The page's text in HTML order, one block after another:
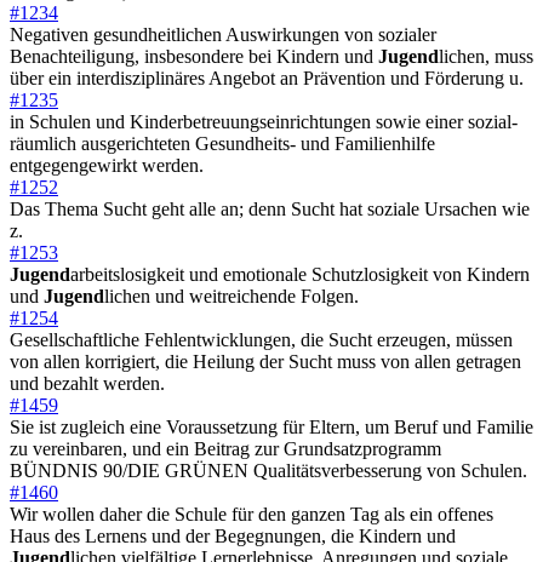
#1234
Negativen gesundheitlichen Auswirkungen von sozialer
Benachteiligung, insbesondere bei Kindern und Jugendlichen, muss
über ein interdisziplinäres Angebot an Prävention und Förderung u.
#1235
in Schulen und Kinderbetreuungseinrichtungen sowie einer sozial-
räumlich ausgerichteten Gesundheits- und Familienhilfe
entgegengewirkt werden.
#1252
Das Thema Sucht geht alle an; denn Sucht hat soziale Ursachen wie
z.
#1253
Jugendarbeitslosigkeit und emotionale Schutzlosigkeit von Kindern
und Jugendlichen und weitreichende Folgen.
#1254
Gesellschaftliche Fehlentwicklungen, die Sucht erzeugen, müssen
von allen korrigiert, die Heilung der Sucht muss von allen getragen
und bezahlt werden.
#1459
Sie ist zugleich eine Voraussetzung für Eltern, um Beruf und Familie
zu vereinbaren, und ein Beitrag zur Grundsatzprogramm
BÜNDNIS 90/DIE GRÜNEN Qualitätsverbesserung von Schulen.
#1460
Wir wollen daher die Schule für den ganzen Tag als ein offenes
Haus des Lernens und der Begegnungen, die Kindern und